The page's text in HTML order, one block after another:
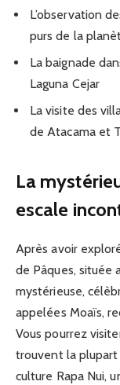
L’observation
purs de la
La baignade
Laguna Cejar
La visite des
de Atacama et
La
escale
Après avoir
de Pâques, située
mystérieuse,
appelées Moaïs,
Vous pourrez
trouvent la plupart
culture Rapa Nui,